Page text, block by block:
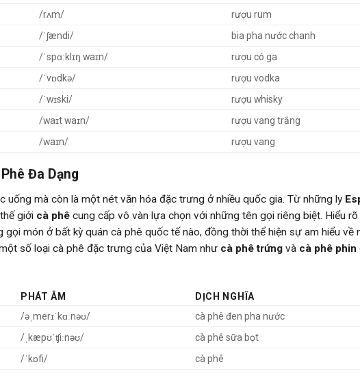
/rʌm/
rượu rum
/ˈʃændi/
bia pha nước chanh
/ˈspɑːklɪŋ waɪn/
rượu có ga
/ˈvɒdkə/
rượu vodka
/ˈwɪski/
rượu whisky
/waɪt waɪn/
rượu vang trắng
/waɪn/ rượu vang
Đa Dạng
uống mà còn là một nét văn hóa đặc trưng ở nhiều quốc gia. Từ những ly
giới cà phê cung cấp vô vàn lựa chọn với những tên gọi riêng biệt. Hiểu
gọi món ở bất kỳ quán cà phê quốc tế nào, đồng thời thể hiện sự am hiểu về
số loại cà phê đặc trưng của Việt Nam như cà phê trứng và cà phê phin
PHÁT ÂM
DỊCH NGHĨA
/əˌmerɪˈkɑːnəʊ/
cà phê đen pha nước
/ˌkæpʊˈʧiːnəʊ/
cà phê sữa bọt
/ˈkɒfi/
cà phê